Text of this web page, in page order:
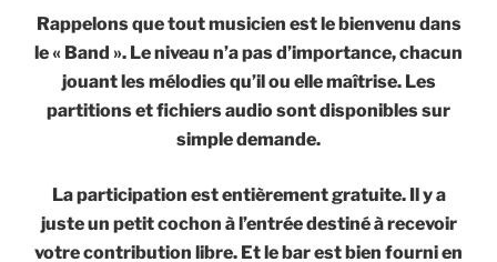
Rappelons que tout musicien est le bienvenu dans
le « Band ». Le niveau n’a pas d’importance, chacun
jouant les mélodies qu’il ou elle maîtrise. Les
partitions et fichiers audio sont disponibles sur
simple demande.
La participation est entièrement gratuite. Il y a
juste un petit cochon à l’entrée destiné à recevoir
votre contribution libre. Et le bar est bien fourni en